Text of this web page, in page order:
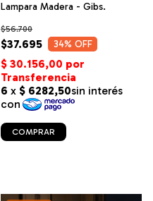
Lampara Madera - Gibs.
$37.695
$56.700
34% OFF
COMPRAR